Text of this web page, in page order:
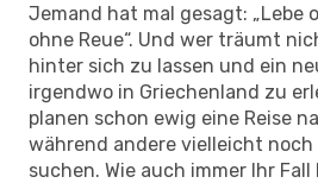
Jemand hat mal gesagt: „Lebe
ohne Reue“. Und wer träumt
hinter sich zu lassen und ein
irgendwo in Griechenland zu
planen schon ewig eine Reise
während andere vielleicht
suchen. Wie auch immer Ihr